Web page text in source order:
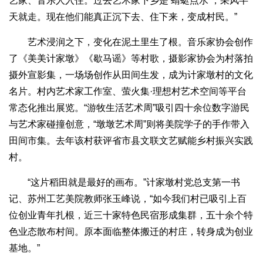
天就走。现在他们能真正沉下去、住下来，变成村民。”
艺术浸润之下，变化在泥土里生了根。音乐家协会创作
了《美美计家墩》《歇马谣》等村歌，摄影家协会为村落拍
摄外宣影集，一场场创作从田间生发，成为计家墩村的文化
名片。村内艺术家工作室、萤火集·理想村艺术空间等平台
常态化推出展览。“游牧生活艺术周”吸引四十余位数字游民
与艺术家碰撞创意，“墩墩艺术周”则将美院学子的手作带入
田间市集。去年该村获评省市县文联文艺赋能乡村振兴实践
村。
“这片稻田就是最好的画布。”计家墩村党总支第一书
记、苏州工艺美院教师张玉峰说，“如今我们村已吸引上百
位创业青年扎根，近三十家特色民宿形成集群，五十余个特
色业态散布村间。原本面临整体搬迁的村庄，转身成为创业
基地。”